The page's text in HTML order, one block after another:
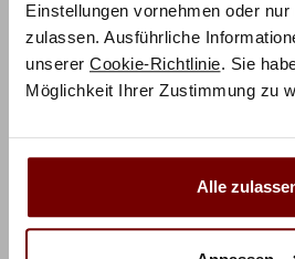
Einstellungen vornehmen oder
zulassen. Ausführliche
unserer Cookie-Richtlinie. Sie
Möglichkeit Ihrer Zustimmung zu
Alle
Holz konfigurierbar
1.070,25€ 1.427,00€
Mit Vorkassenur 963,23€